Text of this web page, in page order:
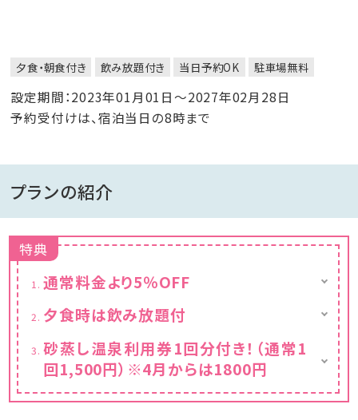
夕食・朝食付き 飲み放題付き 当日予約OK 駐車場無料
設定期間：2023年01月01日～2027年02月28日
予約受付けは、宿泊当日の8時まで
プランの紹介
特典
通常料金より5％OFF
す。
夕食時は飲み放題付
えました！
セルフ式の飲み放題でお楽しみください♪
・生ビール
・ハイボール
砂蒸し温泉利用券1回分付き！（通常1
回1,500円）※4月からは1800円
通常1回1,500円が1回分無料！！※4月からは
1800円